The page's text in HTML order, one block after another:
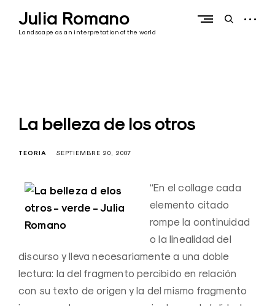
contentJulia Romano
Landscape as an interpretation of the world
openopen
La belleza de los otros
TEORIA SEPTIEMBRE 20, 2007
“En el collage cada
elemento citado
rompe la continuidad
o la linealidad del
discurso y lleva necesariamente a una doble
lectura: la del fragmento percibido en relación
con su texto de origen y la del mismo fragmento